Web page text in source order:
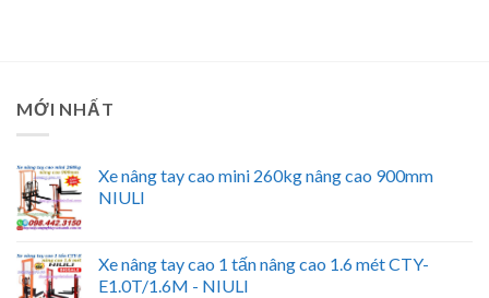
MỚI NHẤT
Xe nâng tay cao mini 260kg nâng cao 900mm
NIULI
Xe nâng tay cao 1 tấn nâng cao 1.6 mét CTY-
E1.0T/1.6M - NIULI